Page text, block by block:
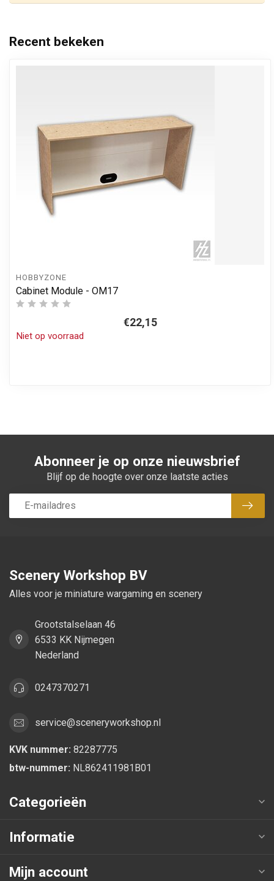
Recent bekeken
HOBBYZONE
Cabinet Module - OM17
€22,15
Niet op voorraad
Abonneer je op onze nieuwsbrief
Blijf op de hoogte over onze laatste acties
Scenery Workshop BV
Alles voor je miniature wargaming en scenery
Grootstalselaan 46
6533 KK Nijmegen
Nederland
0247370271
service@sceneryworkshop.nl
KVK nummer: 82287775
btw-nummer: NL862411981B01
Categorieën
Informatie
Mijn account